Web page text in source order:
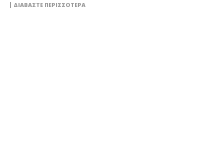
ΔΙΑΒΆΣΤΕ ΠΕΡΙΣΣΌΤΕΡΑ